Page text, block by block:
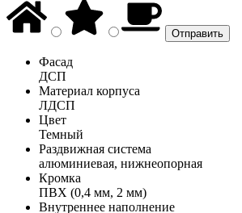
Фасад
ДСП
Материал корпуса
ЛДСП
Цвет
Темный
Раздвижная система
алюминиевая, нижнеопорная
Кромка
ПВХ (0,4 мм, 2 мм)
Внутреннее наполнение